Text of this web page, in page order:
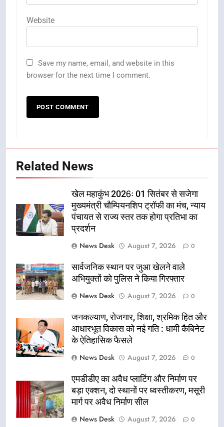
Website
Save my name, email, and website in this
browser for the next time I comment.
Related News
खेल महाकुंभ 2026ः 01 सितंबर से सजेगा
मुख्यमंत्री चौम्पियनशिप ट्रॉफी का मंच, न्याय
पंचायत से राज्य स्तर तक होगा प्रतिभा का
प्रदर्शन
News Desk
August 7, 2026 0
सार्वजनिक स्थान पर जुआ खेलने वाले
अभियुक्तों को पुलिस ने किया गिरफ्तार
News Desk
August 7, 2026 0
जनकल्याण, रोजगार, शिक्षा, श्रमिक हित और
आधारभूत विकास को नई गति : धामी कैबिनेट
के ऐतिहासिक फैसले
News Desk
August 7, 2026 0
एमडीडीए का अवैध प्लाटिंग और निर्माण पर
बड़ा एक्शन, दो स्थानों पर ध्वस्तीकरण, मसूरी
मार्ग पर अवैध निर्माण सील
News Desk
August 7, 2026 0